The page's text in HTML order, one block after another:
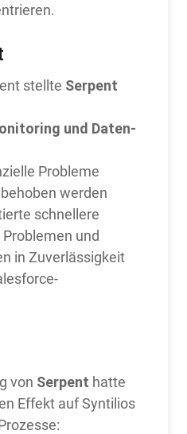
stellte Serpent
und Daten-
Probleme
werden
schnellere
und
in Zuverlässigkeit
von Serpent hatte
Effekt auf Syntilios